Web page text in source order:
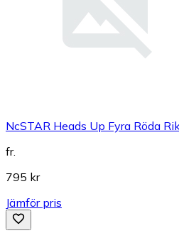
NcSTAR Heads Up Fyra Röda
fr.
795 kr
Jämför pris